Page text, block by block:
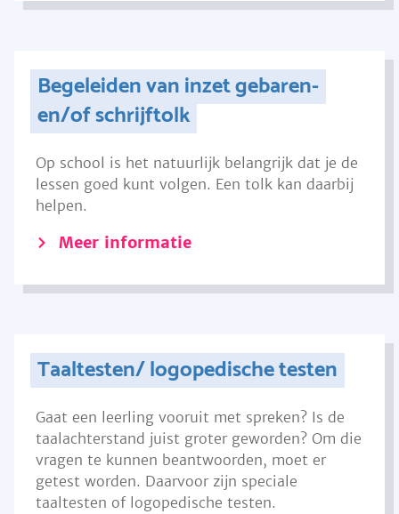
Begeleiden van inzet gebaren-
en/of schrijftolk
Op school is het natuurlijk belangrijk dat je de
lessen goed kunt volgen. Een tolk kan daarbij
helpen.
Meer informatie
Taaltesten/ logopedische testen
Gaat een leerling vooruit met spreken? Is de
taalachterstand juist groter geworden? Om die
vragen te kunnen beantwoorden, moet er
getest worden. Daarvoor zijn speciale
taaltesten of logopedische testen.